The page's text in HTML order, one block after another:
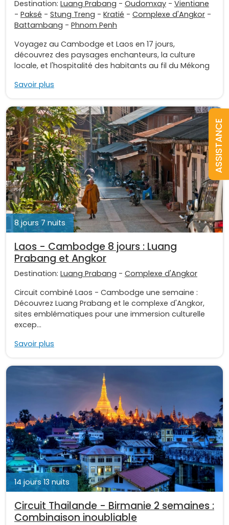
Destination: Luang Prabang - Oudomxay - Vientiane
- Paksé - Stung Treng - Kratié - Complexe d'Angkor -
Battambang - Phnom Penh
Voyagez au Cambodge et Laos en 17 jours,
découvrez des paysages enchanteurs, la culture
locale, et l'hospitalité des habitants au fil du Mékong
Savoir plus
8 jours 7 nuits
Laos - Cambodge 8 jours : Luang
Prabang et Angkor
Destination: Luang Prabang - Complexe d'Angkor
Circuit combiné Laos - Cambodge une semaine :
Découvrez Luang Prabang et le complexe d'Angkor,
sites emblématiques pour une immersion culturelle
excep...
Savoir plus
14 jours 13 nuits
Circuit Thailande - Birmanie 2 semaines :
Combinaison inoubliable
ASSISTANCE